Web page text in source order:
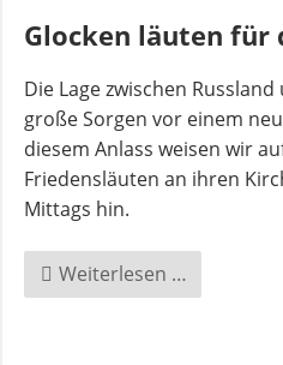
Glocken läuten für
Die Lage zwischen
große Sorgen vor einem
diesem Anlass weisen wir
Friedensläuten an ihren
Mittags hin.
Weiterlesen …
läuten